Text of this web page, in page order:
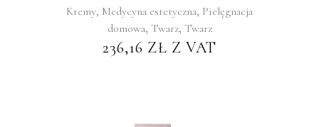
Kremy, Medycyna estetyczna, Pielęgnacja
domowa, Twarz, Twarz
236,16 ZŁ Z VAT